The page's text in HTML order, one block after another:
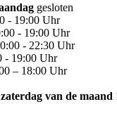
gesloten
- 19:00 Uhr
- 19:00 Uhr
- 22:30 Uhr
- 19:00 Uhr
– 18:00 Uhr
van de maand